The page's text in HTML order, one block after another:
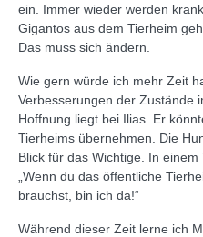
ein. Immer wieder werden
Gigantos aus dem Tierheim
Das muss sich ändern.
Wie gern würde ich mehr Zeit
Verbesserungen der Zustände
Hoffnung liegt bei Ilias. Er
Tierheims übernehmen. Die
Blick für das Wichtige. In
„Wenn du das öffentliche
brauchst, bin ich da!“
Während dieser Zeit lerne ich